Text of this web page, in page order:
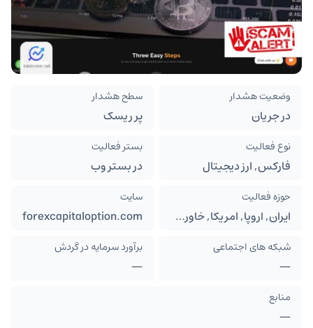
وضعیت هشدار
در جریان
سطح هشدار
پر ریسک
نوع فعالیت
فارکس, ارز دیجیتال
بستر فعالیت
در بستر وب
حوزه فعالیت
ایران, اروپا, امریکا, خاورمیانه, حوزه خلیج فارس, شرق آسیا
سایت
forexcapitaloption.com
شبکه های اجتماعی
—
برآورد سرمایه در گردش
—
منابع
—